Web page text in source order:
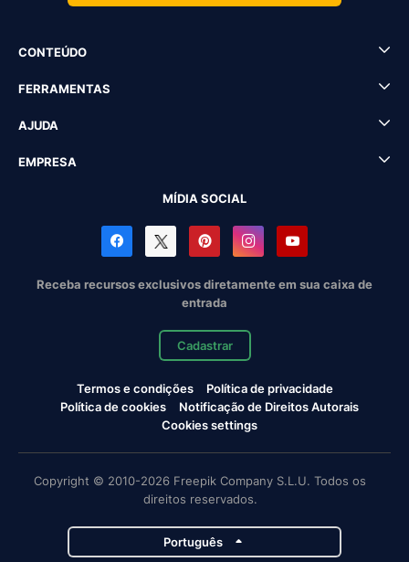
CONTEÚDO
FERRAMENTAS
AJUDA
EMPRESA
MÍDIA SOCIAL
Receba recursos exclusivos diretamente em sua caixa de
entrada
Cadastrar
Termos e condições
Política de privacidade
Política de cookies
Notificação de Direitos Autorais
Cookies settings
Copyright © 2010-2026 Freepik Company S.L.U. Todos os
direitos reservados.
Português